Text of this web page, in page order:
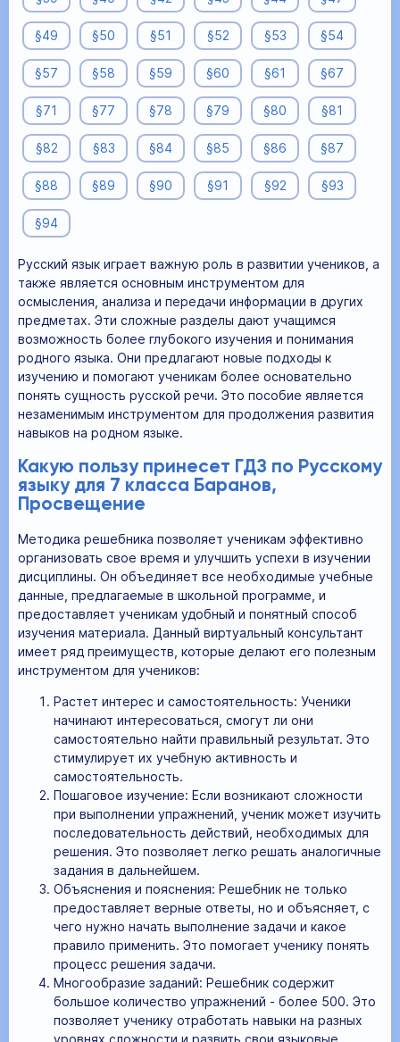
§49 §50 §51 §52 §53 §54
§57 §58 §59 §60 §61 §67
§71 §77 §78 §79 §80 §81
§82 §83 §84 §85 §86 §87
§88 §89 §90 §91 §92 §93
§94
Русский язык играет важную роль в развитии учеников, а
также является основным инструментом для
осмысления, анализа и передачи информации в других
предметах. Эти сложные разделы дают учащимся
возможность более глубокого изучения и понимания
родного языка. Они предлагают новые подходы к
изучению и помогают ученикам более основательно
понять сущность русской речи. Это пособие является
незаменимым инструментом для продолжения развития
навыков на родном языке.
Какую пользу принесет ГДЗ по Русскому
языку для 7 класса Баранов,
Просвещение
Методика решебника позволяет ученикам эффективно
организовать свое время и улучшить успехи в изучении
дисциплины. Он объединяет все необходимые учебные
данные, предлагаемые в школьной программе, и
предоставляет ученикам удобный и понятный способ
изучения материала. Данный виртуальный консультант
имеет ряд преимуществ, которые делают его полезным
инструментом для учеников:
Растет интерес и самостоятельность: Ученики
начинают интересоваться, смогут ли они
самостоятельно найти правильный результат. Это
стимулирует их учебную активность и
самостоятельность.
Пошаговое изучение: Если возникают сложности
при выполнении упражнений, ученик может изучить
последовательность действий, необходимых для
решения. Это позволяет легко решать аналогичные
задания в дальнейшем.
Объяснения и пояснения: Решебник не только
предоставляет верные ответы, но и объясняет, с
чего нужно начать выполнение задачи и какое
правило применить. Это помогает ученику понять
процесс решения задачи.
Многообразие заданий: Решебник содержит
большое количество упражнений - более 500. Это
позволяет ученику отработать навыки на разных